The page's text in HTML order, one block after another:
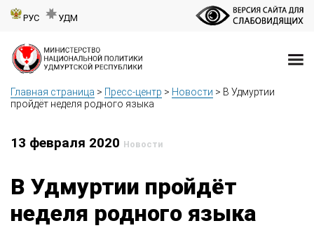
РУС УДМ
Главная страница > Пресс-центр > Новости > В Удмуртии
пройдёт неделя родного языка
13 февраля 2020 Новости
В Удмуртии пройдёт
неделя родного языка